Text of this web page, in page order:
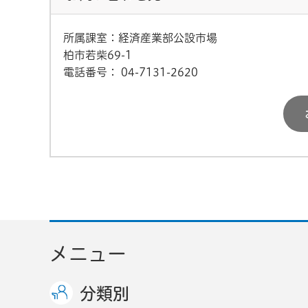
所属課室：経済産業部公設市場
柏市若柴69-1
電話番号：
04-7131-2620
メニュー
分類別